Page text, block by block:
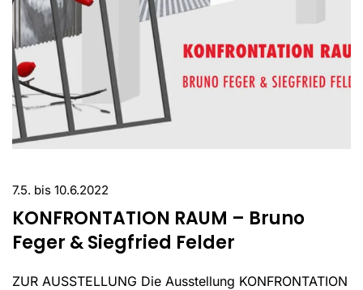
7.5. bis 10.6.2022
KONFRONTATION RAUM – Bruno
Feger & Siegfried Felder
ZUR AUSSTELLUNG Die Ausstellung KONFRONTATION